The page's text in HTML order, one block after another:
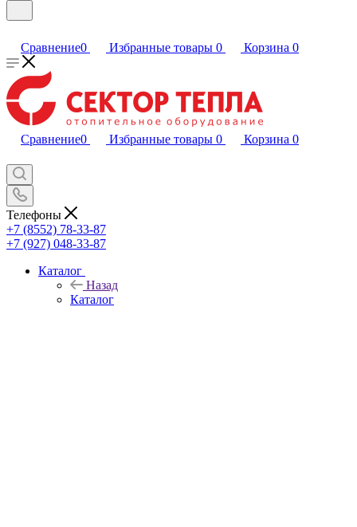
Сравнение0 Избранные товары 0 Корзина 0
Сравнение0 Избранные товары 0 Корзина 0
Телефоны
+7 (8552) 78-33-87
+7 (927) 048-33-87
Каталог
Назад
Каталог